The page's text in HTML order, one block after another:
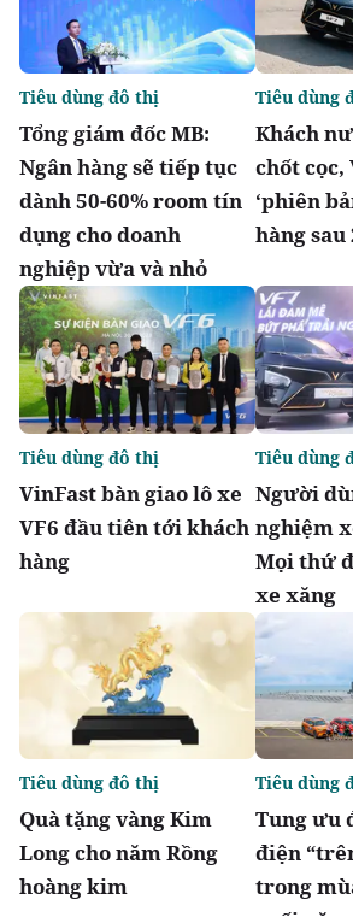
Tổng giám đốc MB:
Ngân hàng sẽ tiếp tục
dành 50-60% room tín
dụng cho doanh
nghiệp vừa và nhỏ
Tiêu dùng đô thị
Khách
chốt cọc,
‘phiên
hàng
Tiêu dùng
VinFast bàn giao lô xe
VF6 đầu tiên tới khách
hàng
Tiêu dùng đô thị
Người
nghiệm
Mọi thứ
xe xăng
Tiêu dùng
Quà tặng vàng Kim
Long cho năm Rồng
hoàng kim
Tiêu dùng đô thị
Tung ưu
điện
trong
Tiêu dùng